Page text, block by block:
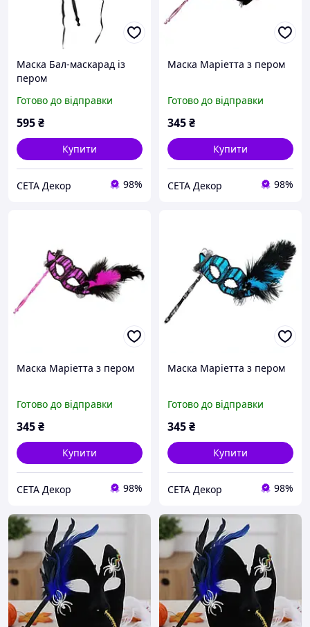
Маска Бал-маскарад із
пером
Готово до відправки
595₴
Купити
СЕТА Декор 98%
Маска Маріетта з пером
Готово до відправки
345₴
Купити
СЕТА Декор 98%
Маска Маріетта з пером
Готово до відправки
345₴
Купити
СЕТА Декор 98%
Маска Маріетта з пером
Готово до відправки
345₴
Купити
СЕТА Декор 98%